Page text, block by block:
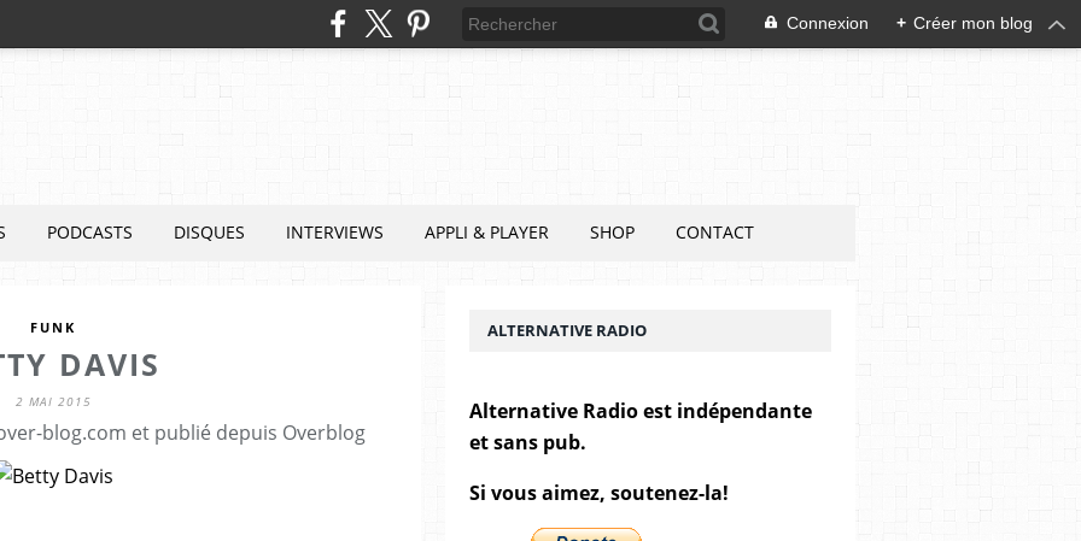
Connexion + Créer mon blog
PODCASTS DISQUES INTERVIEWS APPLI & PLAYER SHOP CONTACT
FUNK
DAVIS
2 MAI 2015
blog.com et publié depuis Overblog
ALTERNATIVE RADIO
Alternative Radio est indépendante
et sans pub.
Si vous aimez, soutenez-la!